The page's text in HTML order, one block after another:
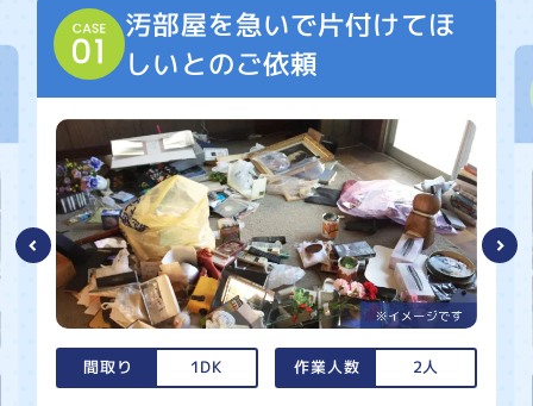
汚部屋を急いで片付けてほ
しいとのご依頼
間取り 1DK 作業人数 2人